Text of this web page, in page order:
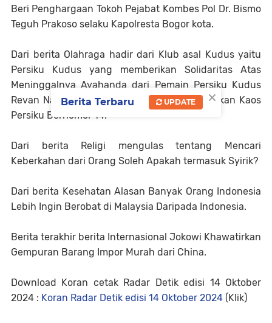
Beri Penghargaan Tokoh Pejabat Kombes Pol Dr. Bismo
Teguh Prakoso selaku Kapolresta Bogor kota.
Dari berita Olahraga hadir dari Klub asal Kudus yaitu
Persiku Kudus yang memberikan Solidaritas Atas
Meninggalnya Ayahanda dari Pemain Persiku Kudus
Revan Nadif, Pemain Persiku Kudus Bentangkan Kaos
Persiku Bernomor 14.
Dari berita Religi mengulas tentang Mencari
Keberkahan dari Orang Soleh Apakah termasuk Syirik?
Dari berita Kesehatan Alasan Banyak Orang Indonesia
Lebih Ingin Berobat di Malaysia Daripada Indonesia.
Berita terakhir berita Internasional Jokowi Khawatirkan
Gempuran Barang Impor Murah dari China.
Download Koran cetak Radar Detik edisi 14 Oktober
2024 : Koran Radar Detik edisi 14 Oktober 2024 (Klik)
×
Berita Terbaru UPDATE